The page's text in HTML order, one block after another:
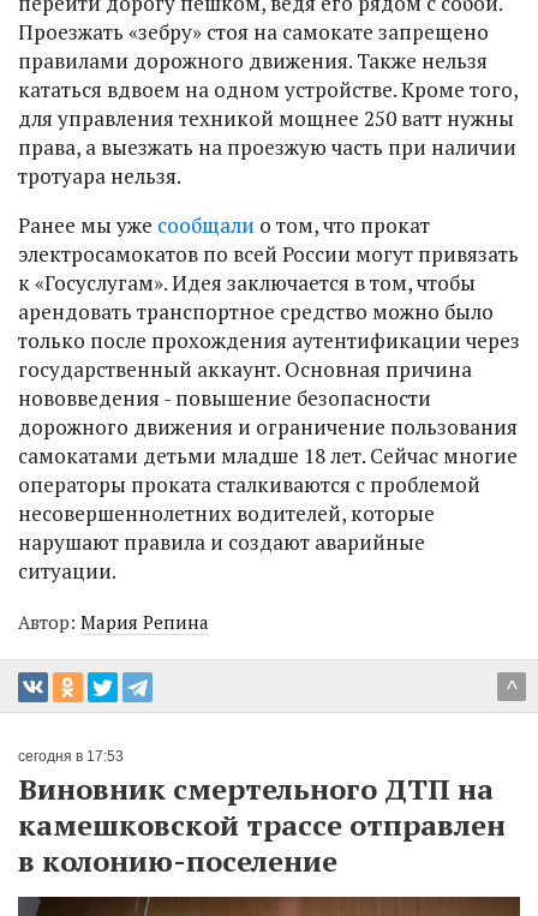
Проезжать «зебру» стоя на самокате запрещено
правилами дорожного движения. Также нельзя
кататься вдвоем на одном устройстве. Кроме того,
для управления техникой мощнее 250 ватт нужны
права, а выезжать на проезжую часть при наличии
тротуара нельзя.
Ранее мы уже сообщали о том, что прокат
электросамокатов по всей России могут привязать
к «Госуслугам». Идея заключается в том, чтобы
арендовать транспортное средство можно было
только после прохождения аутентификации через
государственный аккаунт. Основная причина
нововведения - повышение безопасности
дорожного движения и ограничение пользования
самокатами детьми младше 18 лет. Сейчас многие
операторы проката сталкиваются с проблемой
несовершеннолетних водителей, которые
нарушают правила и создают аварийные
ситуации.
Автор: Мария Репина
^
сегодня в 17:53
Виновник смертельного ДТП на
камешковской трассе отправлен
в колонию-поселение